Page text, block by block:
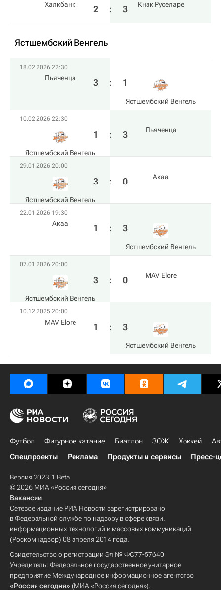
Халкбанк 2 : 3 Кнак Руселаре
Ястшембский Венгель
18.02.2026 22:30
Пьяченца 3 : 1
Ястшембский Венгель
10.02.2026 22:30
Ястшембский Венгель
1 : 3 Пьяченца
29.01.2026 20:00
Ястшембский Венгель
3 : 0 Акаа
22.01.2026 19:30
Акаа 1 : 3
Ястшембский Венгель
07.01.2026 20:00
Ястшембский Венгель
3 : 0 MAV Elore
10.12.2025 20:00
MAV Elore 1 : 3
Ястшембский Венгель
Футбол Фигурное катание Биатлон ЗОЖ Хоккей
Спецпроекты
Реклама Продукты и сервисы Пресс-
Версия 2023.1 Beta
© 2026 МИА «Россия сегодня»
Вакансии
Сетевое издание РИА Новости зарегистрировано
в Федеральной службе по надзору в сфере связи,
информационных технологий и массовых коммуникаций
(Роскомнадзор) 08 апреля 2014 года.
Свидетельство о регистрации Эл № ФС77-57640
Учредитель: Федеральное государственное унитарное
предприятие Международное информационное агентство
«Россия сегодня» (МИА «Россия сегодня»).